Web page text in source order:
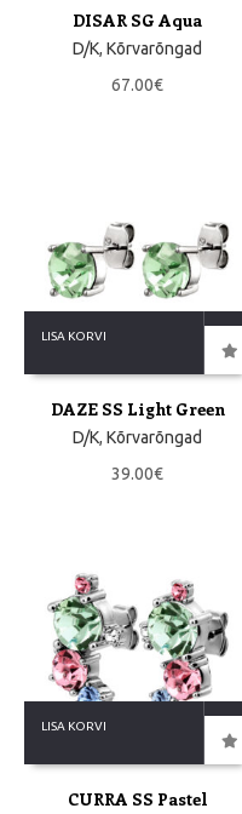
DISAR SG Aqua
D/K,Kõrvarõngad
67.00€
LISA KORVI
DAZE SS Light Green
D/K,Kõrvarõngad
39.00€
LISA KORVI
CURRA SS Pastel